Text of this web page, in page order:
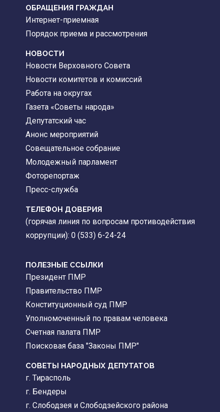
ОБРАЩЕНИЯ ГРАЖДАН
Интернет-приемная
Порядок приема и рассмотрения
НОВОСТИ
Новости Верховного Совета
Новости комитетов и комиссий
Работа на округах
Газета «Советы народа»
Депутатский час
Анонс мероприятий
Совещательное собрание
Молодежный парламент
Фоторепортаж
Пресс-служба
ТЕЛЕФОН ДОВЕРИЯ
(горячая линия по вопросам противодействия
коррупции): 0 (533) 6-24-24
ПОЛЕЗНЫЕ ССЫЛКИ
Президент ПМР
Правительство ПМР
Конституционный суд ПМР
Уполномоченный по правам человека
Счетная палата ПМР
Поисковая база "Законы ПМР"
СОВЕТЫ НАРОДНЫХ ДЕПУТАТОВ
г. Тирасполь
г. Бендеры
г. Слободзея и Слободзейского района